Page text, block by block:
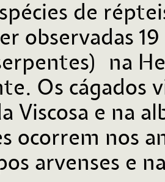
de
observadas
na
Os cágados
Viscosa e na
ocorrem nos
arvenses e